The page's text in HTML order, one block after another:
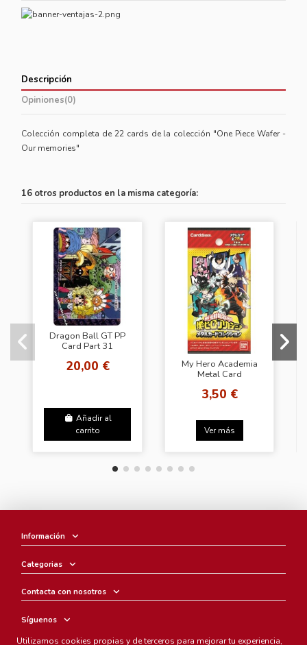
Descripción
Opiniones(0)
Colección completa de 22 cards de la colección "One Piece Wafer -
Our memories"
16 otros productos en la misma categoría:
Dragon Ball GT PP
Card Part 31
20,00 €
Añadir al
carrito
My Hero Academia
Metal Card
(Carddass)
3,50 €
Ver más
Información
Categorias
Contacta con nosotros
Síguenos
Utilizamos cookies propias y de terceros para mejorar tu experiencia,